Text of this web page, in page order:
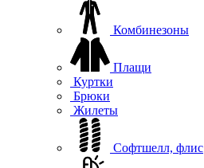
Комбинезоны
Плащи
Куртки
Брюки
Жилеты
Софтшелл, флис